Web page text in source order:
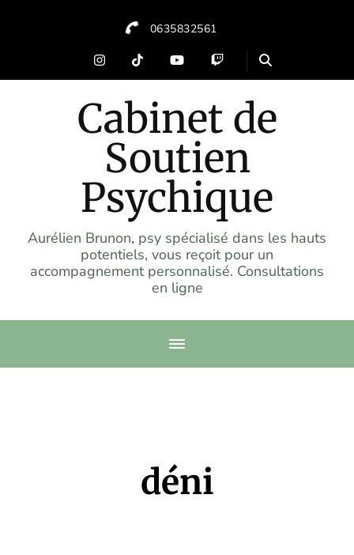
0635832561
Cabinet de
Soutien
Psychique
Aurélien Brunon, psy spécialisé dans les hauts
potentiels, vous reçoit pour un
accompagnement personnalisé. Consultations
en ligne
déni